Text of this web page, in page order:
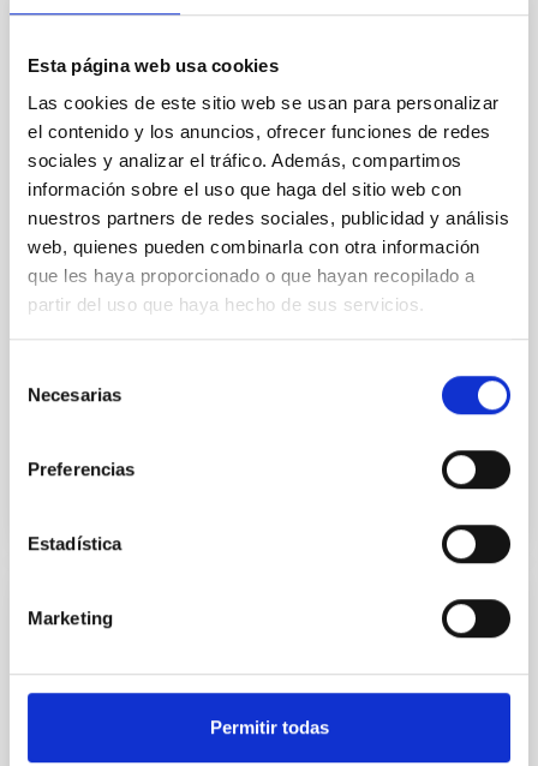
Esta página web usa cookies
Las cookies de este sitio web se usan para personalizar
el contenido y los anuncios, ofrecer funciones de redes
sociales y analizar el tráfico. Además, compartimos
información sobre el uso que haga del sitio web con
nuestros partners de redes sociales, publicidad y análisis
web, quienes pueden combinarla con otra información
que les haya proporcionado o que hayan recopilado a
partir del uso que haya hecho de sus servicios.
Necesarias
Preferencias
Estadística
Marketing
Permitir todas
Dos_Jefes/as Administrativos/as_
Contratación y Observatorios de Canarias
(OCAN).PS-2026-054
Se convoca proceso selectivo para el ingreso, como
personal laboral fijo, de dos puestos de trabajo con la
categoría profesional de Jefe/a Administrativo/a,
acogido a convenio en el Consorcio Público Instituto
de Astrofísica de Canarias, y que tendrá, entre otras,
las siguientes funciones: Jefe/a Administrativo de
Plazo de presentación hasta el
FIJO TURNO LIBRE
personal laboral fijo, de un puesto de trabajo con la